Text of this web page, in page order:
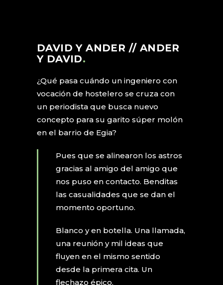
DAVID Y ANDER // ANDER
Y DAVID.
¿Qué pasa cuándo un ingeniero con
vocación de hostelero se cruza con
un periodista que busca nuevo
concepto para su garito súper molón
en el barrio de Egia?
Pues que se alinearon los astros
gracias al amigo del amigo que
nos puso en contacto. Benditas
las casualidades que se dan el
momento oportuno.
Blanco y en botella. Una llamada,
una reunión y mil ideas que
fluyen en el mismo sentido
desde la primera cita. Un
flechazo épico.